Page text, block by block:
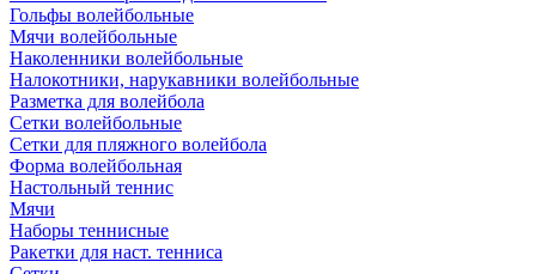
Гольфы волейбольные
Мячи волейбольные
Наколенники волейбольные
Налокотники, нарукавники волейбольные
Разметка для волейбола
Сетки волейбольные
Сетки для пляжного волейбола
Форма волейбольная
Настольный теннис
Мячи
Наборы теннисные
Ракетки для наст. тенниса